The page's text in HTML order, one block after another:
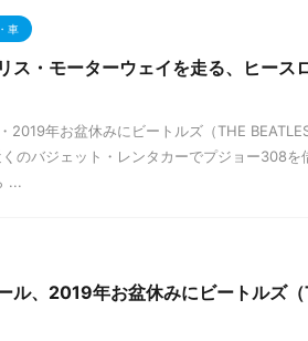
車
ス・モーターウェイを走る、ヒース
2019年お盆休みにビートルズ（THE
のバジェット・レンタカーでプジョー308を
...
ル、2019年お盆休みにビートルズ